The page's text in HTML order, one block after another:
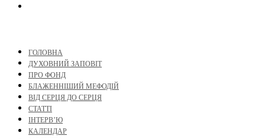
ГОЛОВНА
ДУХОВНИЙ ЗАПОВІТ
ПРО ФОНД
БЛАЖЕННІШИЙ МЕФОДІЙ
ВІД СЕРЦЯ ДО СЕРЦЯ
СТАТТІ
ІНТЕРВ’Ю
КАЛЕНДАР